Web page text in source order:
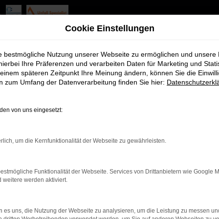
Angebote mit
werden, kann gut sein, dass wir Ihnen den VW Tiguan
erst einmal genau kennen lernen. Im nächsten
einsteigen. Was für unser Unternehmen spricht, ist die
Ebenfalls profitieren Sie von unseren erstklassigen
ist ein Fehler aufgetreten.
Cookie Einstellungen
bestmögliche Nutzung unserer Webseite zu ermöglichen und unsere
Ihre Präferenzen und verarbeiten Daten für Marketing und
späteren Zeitpunkt Ihre Meinung ändern, können Sie die
zum Umfang der Datenverarbeitung finden Sie hier:
von uns eingesetzt:
um die Kernfunktionalität der Webseite zu gewährleisten.
Funktionalität der Webseite. Services von Drittanbietern wie Google
weitere werden aktiviert.
es uns, die Nutzung der Webseite zu analysieren, um die Leistung zu messen